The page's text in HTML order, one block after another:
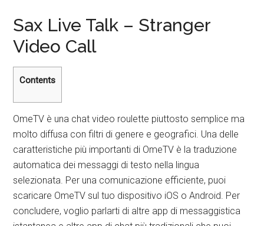
Sax Live Talk – Stranger
Video Call
Contents
OmeTV è una chat video roulette piuttosto semplice ma
molto diffusa con filtri di genere e geografici. Una delle
caratteristiche più importanti di OmeTV è la traduzione
automatica dei messaggi di testo nella lingua
selezionata. Per una comunicazione efficiente, puoi
scaricare OmeTV sul tuo dispositivo iOS o Android. Per
concludere, voglio parlarti di altre app di messaggistica